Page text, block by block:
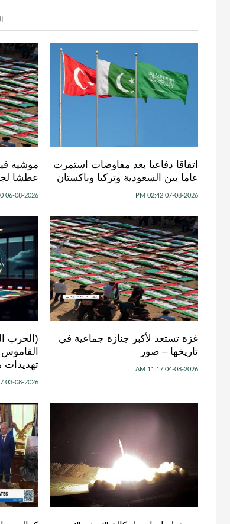
اتفاقا دفاعيا بعد مفاوضات استمرت
عاما بين السعودية وتركيا وباكستان
07-08-2026 02:42 PM
موشيه
عطشا
06-08-2026 05:40 PM
غزة تستعد لأكبر جنازة جماعية في
تاريخها – صور
04-08-2026 11:17 AM
(الحرب
تهديدات
03-08-2026 11:27 AM